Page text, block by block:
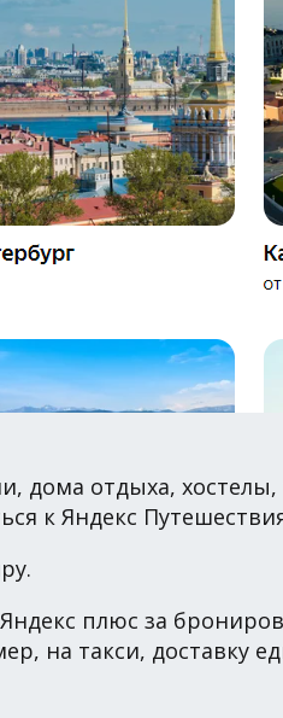
дома отдыха,
к Яндекс
плюс за
на такси, доставку